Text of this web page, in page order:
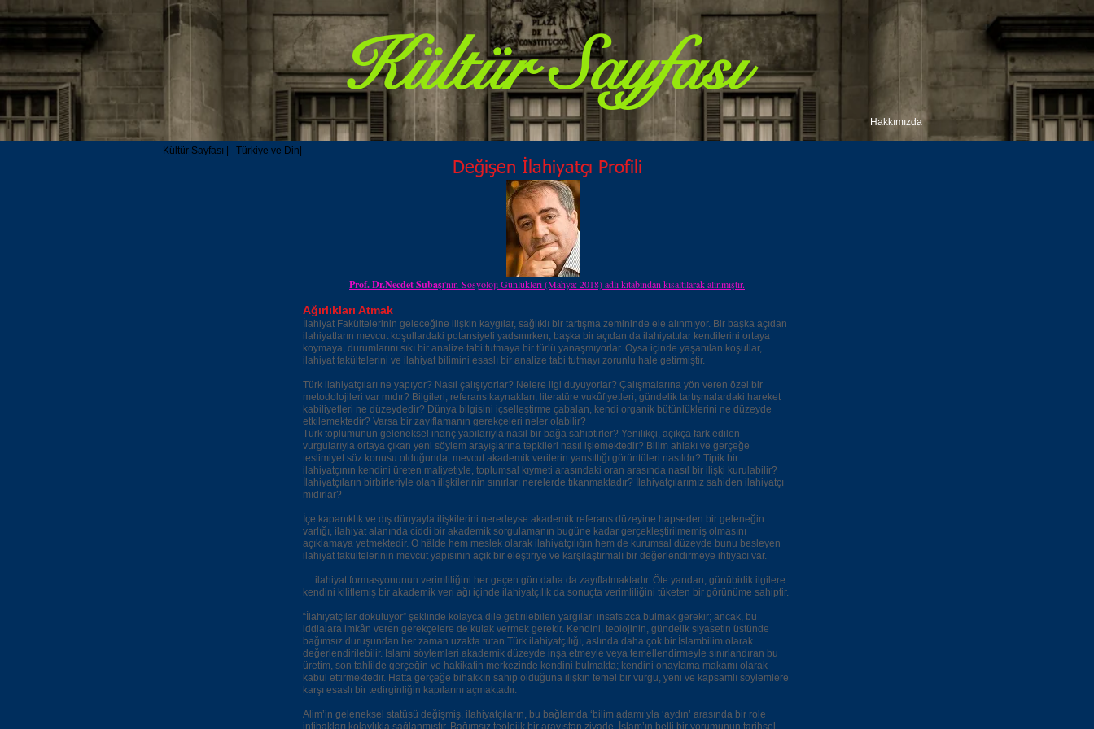
Kültür Sayfası | Türkiye ve Din|
Değişen İlahiyatçı Profili
Prof. Dr.Necdet Subaşı'nın Sosyoloji Günlükleri (Mahya: 2018) adlı kitabından kısaltılarak alınmıştır.
Ağırlıkları Atmak
İlahiyat Fakültelerinin geleceğine ilişkin kaygılar, sağlıklı bir tartışma zemininde ele alınmıyor. Bir başka açıdan
ilahiyatların mevcut koşullardaki potansiyeli yadsınırken, başka bir açıdan da ilahiyattılar kendilerini ortaya
koymaya, durumlarını sıkı bir analize tabi tutmaya bir türlü yanaşmıyorlar. Oysa içinde yaşanılan koşullar,
ilahiyat fakültelerini ve ilahiyat bilimini esaslı bir analize tabi tutmayı zorunlu hale getirmiştir.
Türk ilahiyatçıları ne yapıyor? Nasıl çalışıyorlar? Nelere ilgi duyuyorlar? Çalışmalarına yön veren özel bir
metodolojileri var mıdır? Bilgileri, referans kaynakları, literatüre vukûfıyetleri, gündelik tartışmalardaki hareket
kabiliyetleri ne düzeydedir? Dünya bilgisini içselleştirme çabalan, kendi organik bütünlüklerini ne düzeyde
etkilemektedir? Varsa bir zayıflamanın gerekçeleri neler olabilir?
Türk toplumunun geleneksel inanç yapılarıyla nasıl bir bağa sahiptirler? Yenilikçi, açıkça fark edilen
vurgularıyla ortaya çıkan yeni söylem arayışlarına tepkileri nasıl işlemektedir? Bilim ahlakı ve gerçeğe
teslimiyet söz konusu olduğunda, mevcut akademik verilerin yansıttığı görüntüleri nasıldır? Tipik bir
ilahiyatçının kendini üreten maliyetiyle, toplumsal kıymeti arasındaki oran arasında nasıl bir ilişki kurulabilir?
İlahiyatçıların birbirleriyle olan ilişkilerinin sınırları nerelerde tıkanmaktadır? İlahiyatçılarımız sahiden ilahiyatçı
mıdırlar?
İçe kapanıklık ve dış dünyayla ilişkilerini neredeyse akademik referans düzeyine hapseden bir geleneğin
varlığı, ilahiyat alanında ciddi bir akademik sorgulamanın bugüne kadar gerçekleştirilmemiş olmasını
açıklamaya yetmektedir. O hâlde hem meslek olarak ilahiyatçılığın hem de kurumsal düzeyde bunu besleyen
ilahiyat fakültelerinin mevcut yapısının açık bir eleştiriye ve karşılaştırmalı bir değerlendirmeye ihtiyacı var.
… ilahiyat formasyonunun verimliliğini her geçen gün daha da zayıflatmaktadır. Öte yandan, günübirlik ilgilere
kendini kilitlemiş bir akademik veri ağı içinde ilahiyatçılık da sonuçta verimliliğini tüketen bir görünüme sahiptir.
“İlahiyatçılar dökülüyor” şeklinde kolayca dile getirilebilen yargıları insafsızca bulmak gerekir; ancak, bu
iddialara imkân veren gerekçelere de kulak vermek gerekir. Kendini, teolojinin, gündelik siyasetin üstünde
bağımsız duruşundan her zaman uzakta tutan Türk ilahiyatçılığı, aslında daha çok bir İslambilim olarak
değerlendirilebilir. İslami söylemleri akademik düzeyde inşa etmeyle veya temellendirmeyle sınırlandıran bu
üretim, son tahlilde gerçeğin ve hakikatin merkezinde kendini bulmakta; kendini onaylama makamı olarak
kabul ettirmektedir. Hatta gerçeğe bihakkın sahip olduğuna ilişkin temel bir vurgu, yeni ve kapsamlı söylemlere
karşı esaslı bir tedirginliğin kapılarını açmaktadır.
Alim’in geleneksel statüsü değişmiş, ilahiyatçıların, bu bağlamda ‘bilim adamı’yla ‘aydın’ arasında bir role
intibakları kolaylıkla sağlanmıştır. Bağımsız teolojik bir arayıştan ziyade, İslam’ın belli bir yorumunun tarihsel
Kültür Sayfası
Hakkımızda